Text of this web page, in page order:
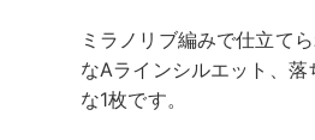
ミラノリブ編みで仕立て
なAラインシルエット、
な1枚です。